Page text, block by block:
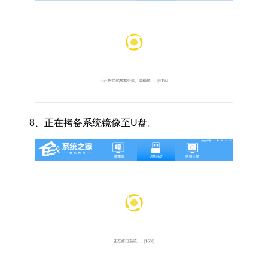
8、 正在拷备系统镜像至U盘。